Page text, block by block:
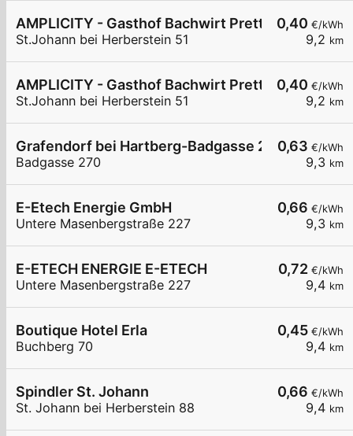
0,40 €/kWh
9,2 km
AMPLICITY - Gasthof Bachwirt Prettenhofer
St.Johann bei Herberstein 51
0,40 €/kWh
9,2 km
AMPLICITY - Gasthof Bachwirt Prettenhofer
St.Johann bei Herberstein 51
0,63 €/kWh
9,3 km
Grafendorf bei Hartberg-Badgasse 270
Badgasse 270
0,66 €/kWh
9,3 km
E-Etech Energie GmbH
Untere Masenbergstraße 227
0,72 €/kWh
9,4 km
E-ETECH ENERGIE E-ETECH
Untere Masenbergstraße 227
0,45 €/kWh
9,4 km
Boutique Hotel Erla
Buchberg 70
0,66 €/kWh
9,4 km
Spindler St. Johann
St. Johann bei Herberstein 88